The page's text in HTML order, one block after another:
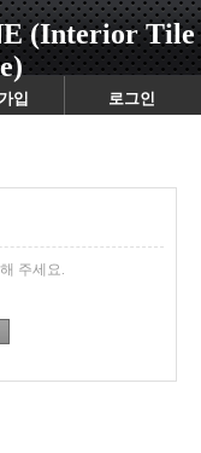
(Interior Tile
입 로그인
주세요.